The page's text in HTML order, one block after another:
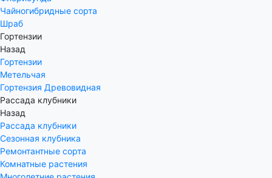
Чайногибридные сорта
Шраб
Гортензии
Назад
Гортензии
Метельчая
Гортензия Древовидная
Рассада клубники
Назад
Рассада клубники
Сезонная клубника
Ремонтантные сорта
Комнатные растения